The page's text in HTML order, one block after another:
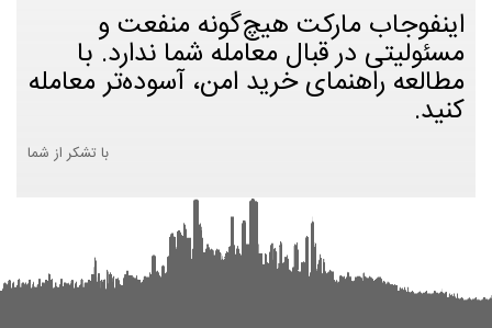
اینفوجاب مارکت هیچ‌گونه منفعت و
مسئولیتی در قبال معامله شما ندارد. با
مطالعه راهنمای خرید امن، آسوده‌تر معامله
کنید.
با تشکر از شما